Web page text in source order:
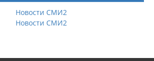
Новости СМИ2
Новости СМИ2